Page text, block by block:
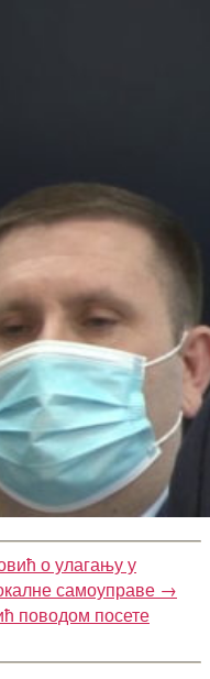
о улагању у
самоуправе →
поводом посете